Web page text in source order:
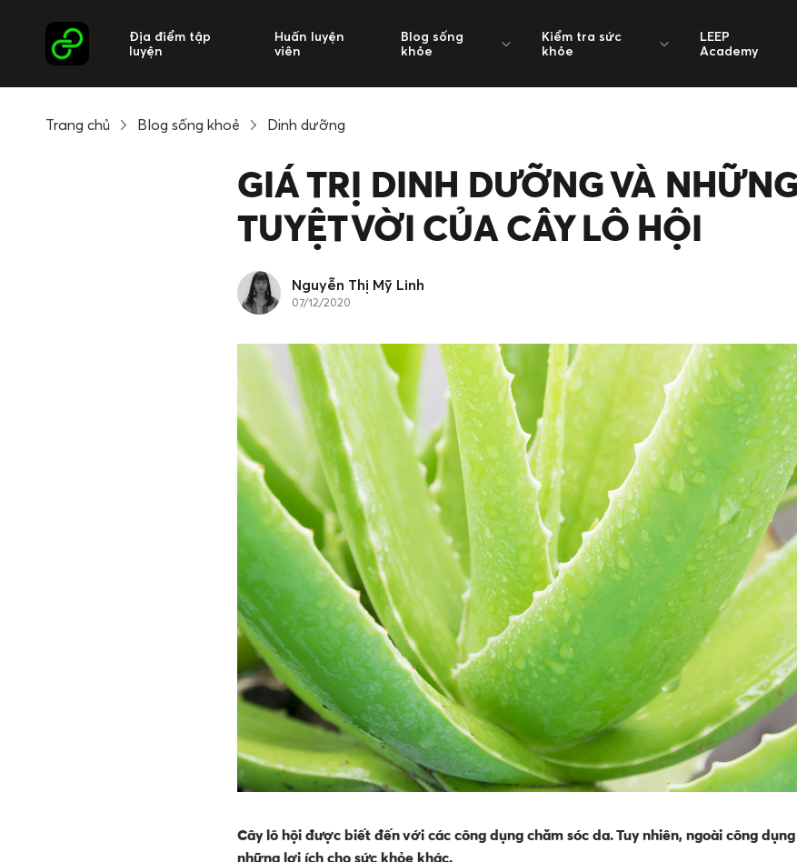
Địa điểm tập
luyện
Huấn luyện
viên
Blog sống
khỏe
Kiểm tra sức
khỏe
LEEP
Academy
Trang chủ Blog sống khoẻ Dinh dưỡng
GIÁ TRỊ DINH DƯỠNG VÀ
TUYỆT VỜI CỦA CÂY LÔ HỘI
Nguyễn Thị Mỹ Linh
07/12/2020
Cây lô hội được biết đến với các công dụng chăm sóc da. Tuy nhiên, ngoài công
những lợi ích cho sức khỏe khác.